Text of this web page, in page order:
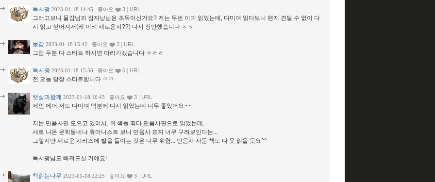
독서괭 2023-01-18 14:45 좋아요 3 URL
그러고보니 물감님과 잠자냥님은 초독이신가요? 저는 두번 이미 읽었는데, 다미여 읽다보니 왠지 견딜 수 없이 다
시 읽고 싶어져서(왜 이리 새로운지??) 다시 장만했습니다 ㅎㅎ
물감 2023-01-18 15:42 좋아요 2 URL
그럼 두분 다 스타트 하시면 따라가겠습니다 ㅎㅎㅎ
독서괭 2023-01-18 15:56 좋아요 5 URL
전 오늘 당장 스타트합니다 ㅋㅋ
햇살과함께 2023-01-18 16:43 좋아요 3 URL
제인 에어 저도 다미여 덕분에 다시 읽었는데 너무 좋았어요~~
저는 민음사만 모으고 있어서, 위 책들 죄다 민음사판으로 읽었는데,
새로 나온 문학동네나 휴머니스트 보니 민음사 표지 너무 구려보인다는...
그렇지만 새로운 시리즈에 발을 들이는 것은 너무 위험... 민음사 사둔 책도 다 못 읽을 듯요^^
독서괭님도 빠져드실 거에요!
책읽는나무 2023-01-18 22:25 좋아요 3 URL